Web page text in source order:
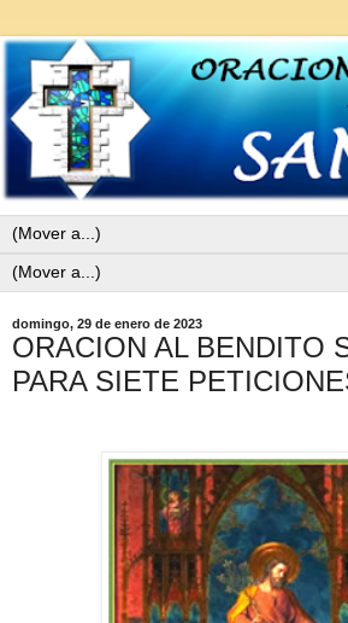
domingo, 29 de enero de 2023
ORACION AL BENDITO
PARA SIETE